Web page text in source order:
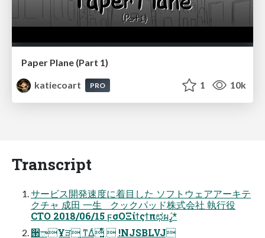
Paper Plane (Part 1)
katiecoart
PRO 1 10k
Transcript
サービス開発速度に着目した ソフトウェアアーキテ
クチャ 成田 一生 クックパッド株式会社 執行役
CTO 2018/06/15 ϝσΟΞίϯςϯπಛผߨٛ*
੒ాҰੜ ͳΔͨ͍͍ͬͤ  !NJSBLVJ